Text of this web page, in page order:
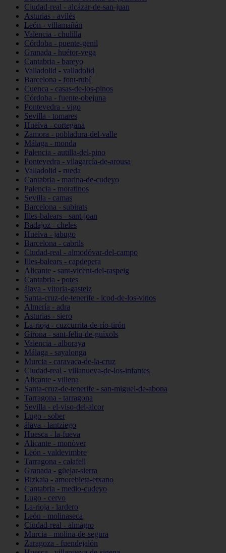
Ciudad-real - alcázar-de-san-juan
Asturias - avilés
León - villamañán
Valencia - chulilla
Córdoba - puente-genil
Granada - huétor-vega
Cantabria - bareyo
Valladolid - valladolid
Barcelona - font-rubí
Cuenca - casas-de-los-pinos
Córdoba - fuente-obejuna
Pontevedra - vigo
Sevilla - tomares
Huelva - cortegana
Zamora - pobladura-del-valle
Málaga - monda
Palencia - autilla-del-pino
Pontevedra - vilagarcía-de-arousa
Valladolid - rueda
Cantabria - marina-de-cudeyo
Palencia - moratinos
Sevilla - camas
Barcelona - subirats
Illes-balears - sant-joan
Badajoz - cheles
Huelva - jabugo
Barcelona - cabrils
Ciudad-real - almodóvar-del-campo
Illes-balears - capdepera
Alicante - sant-vicent-del-raspeig
Cantabria - potes
álava - vitoria-gasteiz
Santa-cruz-de-tenerife - icod-de-los-vinos
Almería - adra
Asturias - siero
La-rioja - cuzcurrita-de-río-tirón
Girona - sant-feliu-de-guíxols
Valencia - alboraya
Málaga - sayalonga
Murcia - caravaca-de-la-cruz
Ciudad-real - villanueva-de-los-infantes
Alicante - villena
Santa-cruz-de-tenerife - san-miguel-de-abona
Tarragona - tarragona
Sevilla - el-viso-del-alcor
Lugo - sober
álava - lantziego
Huesca - la-fueva
Alicante - monòver
León - valdevimbre
Tarragona - calafell
Granada - güejar-sierra
Bizkaia - amorebieta-etxano
Cantabria - medio-cudeyo
Lugo - cervo
La-rioja - lardero
León - molinaseca
Ciudad-real - almagro
Murcia - molina-de-segura
Zaragoza - fuendejalón